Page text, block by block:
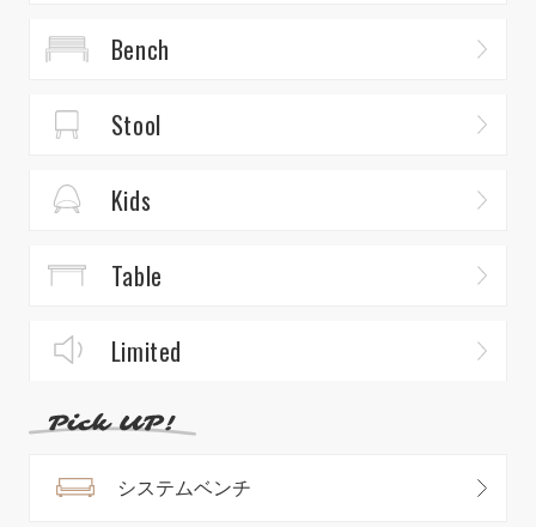
Bench
Stool
Kids
Table
Limited
システムベンチ